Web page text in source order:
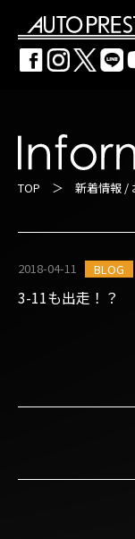
TOP ＞ 新着情報 /
2018-04-11 BLOG
3-11も出走！？